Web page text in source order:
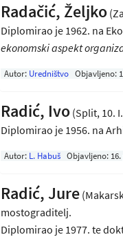
Radačić, Željko
Diplomirao je 1962. na
ekonomski aspekt
Autor: Uredništvo Objavljeno:
Radić, Ivo (Split, 10.
Diplomirao je 1956. na
Autor: L. Habuš Objavljeno:
Radić, Jure
mostograditelj.
Diplomirao je 1977. te